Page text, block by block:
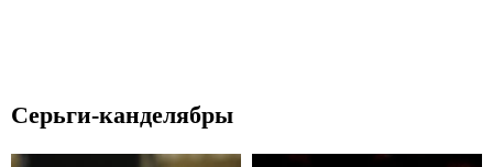
Серьги-канделябры